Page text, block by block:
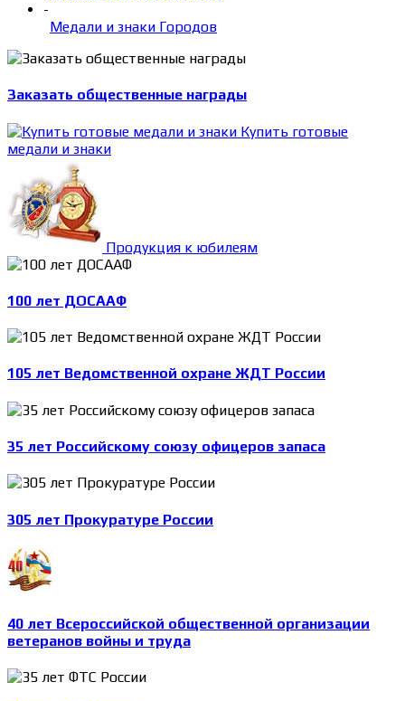
-
Медали и знаки Городов
Заказать общественные награды
Купить готовые
медали и знаки
Продукция к юбилеям
100 лет ДОСААФ
105 лет Ведомственной охране ЖДТ России
35 лет Российскому союзу офицеров запаса
305 лет Прокуратуре России
40 лет Всероссийской общественной организации
ветеранов войны и труда